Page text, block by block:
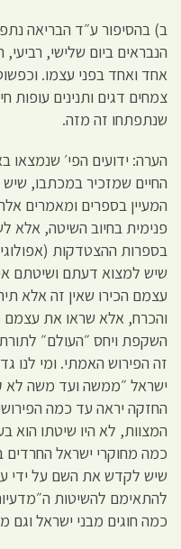
ב) בהסיפור ע״ד הבריאה
הנבראים ביום שלישי, רביעי,
אחד ואחד בפני עצמו.
צמחים דגים ותנינים עופות
שנתפתחו זה מזה.
הערה: ידועים הפי׳
החיים שמזכיר במכתבו,
המעיין בספרים ומאמרים
פנימית בחיוב השיטה, אלא
בספרות ההצטדקות
שיש למצוא דעתם ושיטתם
עצמם הכירו שאין זה אלא
והכרח, אלא שראו את עצמם
השקפת ויחס ״העולם״
זה הפירוש האמתי. ומי לנו
ישראל ״ממשה ועד משה לא
החזקה יראה עד כמה
המצוות, לא היו שיטתו הוא
כמה מחוקרי ישראל החרדים
שיש לקדש את השם על ידי
להתאימם להשיטות
כמה חוגים מבני ישראל וגם